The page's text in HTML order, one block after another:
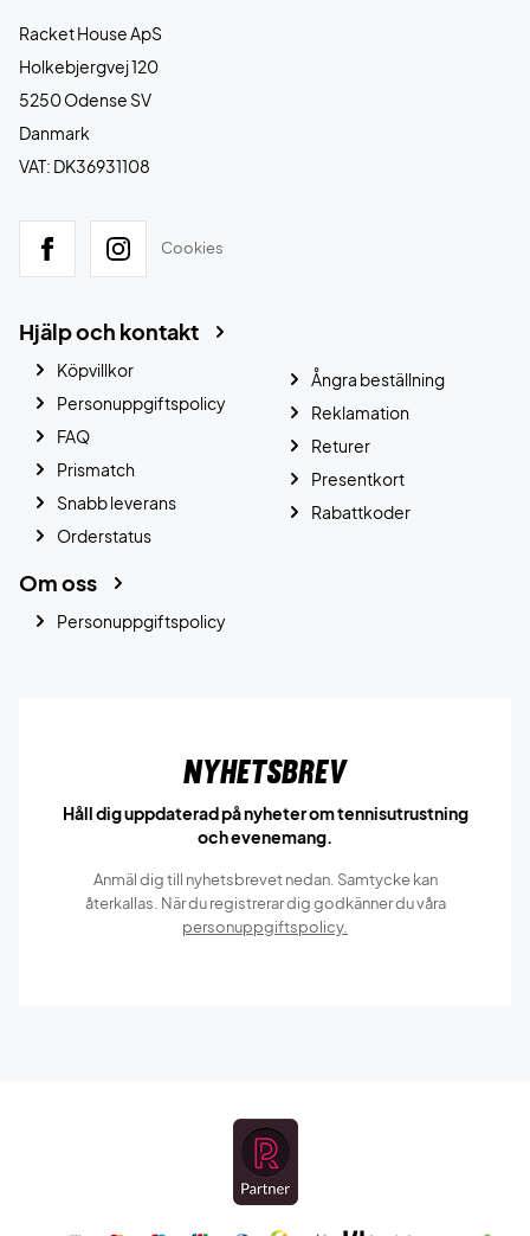
Racket House ApS
Holkebjergvej 120
5250 Odense SV
Danmark
VAT: DK36931108
Cookies
Hjälp och kontakt
Köpvillkor
Personuppgiftspolicy
FAQ
Prismatch
Snabb leverans
Orderstatus
Ångra beställning
Reklamation
Returer
Presentkort
Rabattkoder
Om oss
Personuppgiftspolicy
Nyhetsbrev
Håll dig uppdaterad på nyheter om tennisutrustning
och evenemang.
Anmäl dig till nyhetsbrevet nedan. Samtycke kan
återkallas. När du registrerar dig godkänner du våra
personuppgiftspolicy.